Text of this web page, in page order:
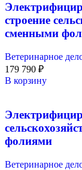
строение
сменными
Ветеринарное
179 790 ₽
В корзину
фолиями
Ветеринарное